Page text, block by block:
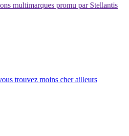
multimarques promu par Stellantis
trouvez moins cher ailleurs